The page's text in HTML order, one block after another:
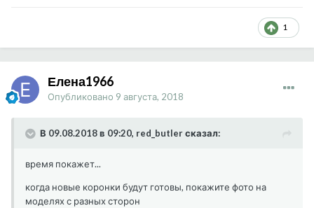
1
Елена1966
Опубликовано 9 августа, 2018
В 09.08.2018 в 09:20, red_butler сказал:
время покажет...
когда новые коронки будут готовы, покажите фото на
моделях с разных сторон